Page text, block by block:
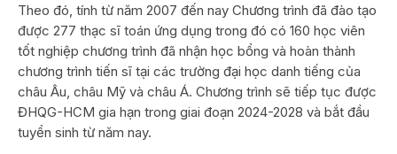
Theo đó, tính từ năm 2007 đến nay Chương trình đã đào tạo
được 277 thạc sĩ toán ứng dụng trong đó có 160 học viên
tốt nghiệp chương trình đã nhận học bổng và hoàn thành
chương trình tiến sĩ tại các trường đại học danh tiếng của
châu Âu, châu Mỹ và châu Á. Chương trình sẽ tiếp tục được
ĐHQG-HCM gia hạn trong giai đoạn 2024-2028 và bắt đầu
tuyển sinh từ năm nay.